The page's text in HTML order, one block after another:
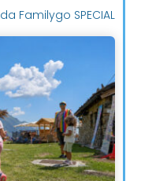
da Familygo SPECIAL